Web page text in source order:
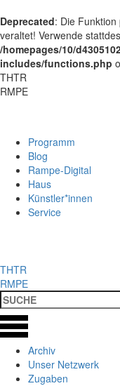
Deprecated: Die
veraltet! Verwende
/homepages/10/
includes/functions.php
THTR
RMPE
Programm
Blog
Rampe-Digital
Haus
Künstler*innen
Service
THTR
RMPE
Archiv
Unser Netzwerk
Zugaben